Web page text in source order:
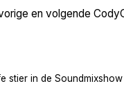
en volgende
stier in de Soundmixshow